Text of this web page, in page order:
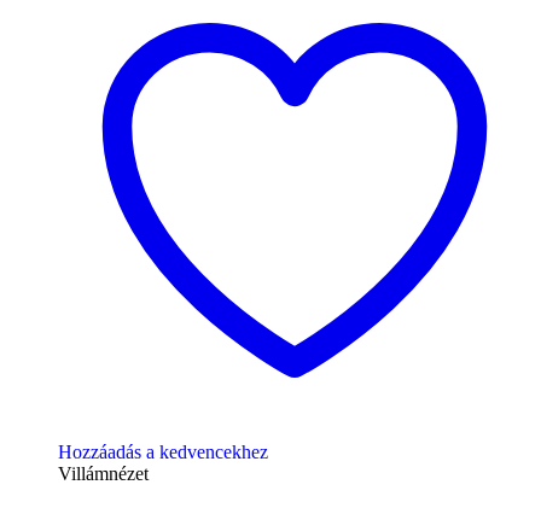
Hozzáadás a kedvencekhez
Villámnézet